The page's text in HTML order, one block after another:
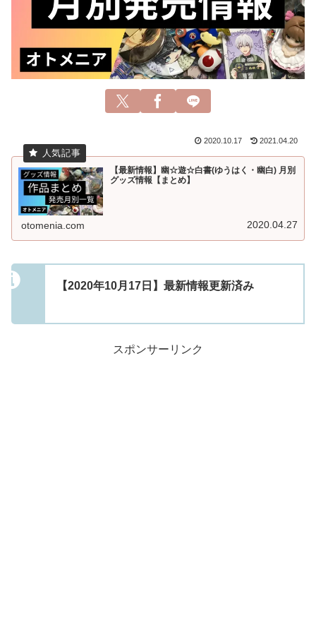
2020.10.17 2021.04.20
【最新情報】幽☆遊☆白書(ゆうはく・幽白) 月別
グッズ情報【まとめ】
otomenia.com 2020.04.27
【2020年10月17日】最新情報更新済み
スポンサーリンク